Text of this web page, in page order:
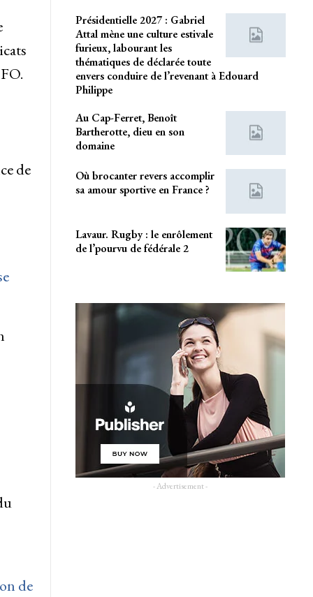
de
de
Présidentielle 2027 : Gabriel
Attal mène une culture estivale
furieux, labourant les
thématiques de déclarée toute
envers conduire de l’revenant à Edouard
Philippe
Au Cap-Ferret, Benoît
Bartherotte, dieu en son
domaine
Où brocanter revers accomplir
sa amour sportive en France ?
Lavaur. Rugby : le enrôlement
de l’pourvu de fédérale 2
- Advertisement -